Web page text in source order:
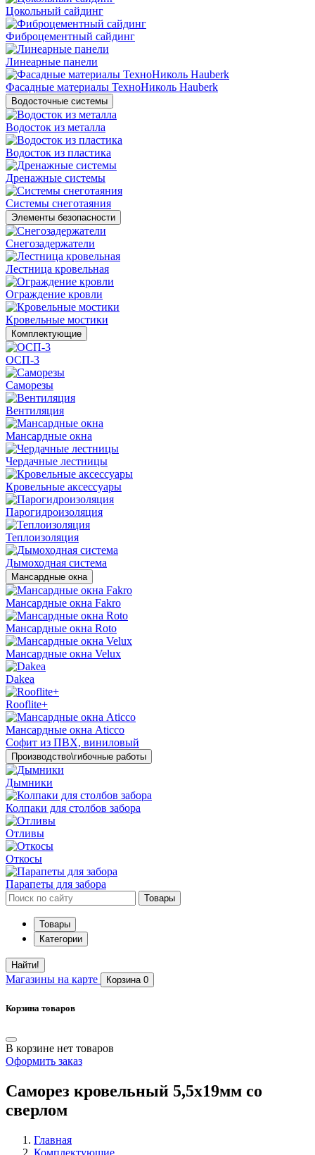
Цокольный сайдинг
Фиброцементный сайдинг
Линеарные панели
Фасадные материалы ТехноНиколь Hauberk
Водосточные системы
Водосток из металла
Водосток из пластика
Дренажные системы
Системы снеготаяния
Элементы безопасности
Снегозадержатели
Лестница кровельная
Ограждение кровли
Кровельные мостики
Комплектующие
ОСП-3
Саморезы
Вентиляция
Мансардные окна
Чердачные лестницы
Кровельные аксессуары
Парогидроизоляция
Теплоизоляция
Дымоходная система
Мансардные окна
Мансардные окна Fakro
Мансардные окна Roto
Мансардные окна Velux
Dakea
Rooflite+
Мансардные окна Aticco
Софит из ПВХ, виниловый
Производство\гибочные работы
Дымники
Колпаки для столбов забора
Отливы
Откосы
Парапеты для забора
Товары
Товары
Категории
Найти!
Магазины на карте Корзина 0
Корзина товаров
В корзине нет товаров
Оформить заказ
Саморез кровельный 5,5х19мм со
сверлом
Главная